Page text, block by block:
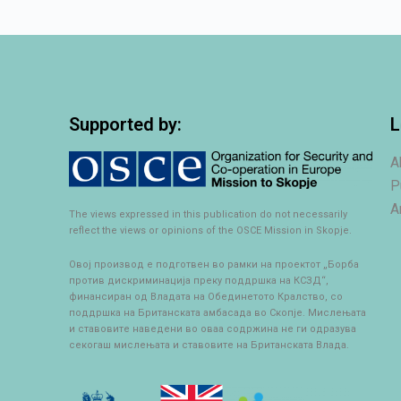
Supported by:
The views expressed in this publication do not necessarily
reflect the views or opinions of the OSCE Mission in Skopje.
Овој производ е подготвен во рамки на проектот „Борба
против дискриминација преку поддршка на КСЗД“,
финансиран од Владата на Обединетото Кралство, со
поддршка на Британската амбасада во Скопје. Мислењата
и ставовите наведени во оваа содржина не ги одразува
секогаш мислењата и ставовите на Британската Влада.